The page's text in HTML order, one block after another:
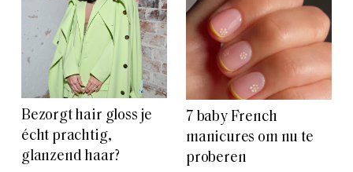
Bezorgt hair gloss je
écht prachtig,
glanzend haar?
7 baby French
manicures om nu te
proberen